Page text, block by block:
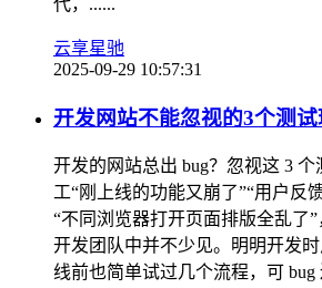
云享星驰
2025-09-29 10:57:31
开发网站不能忽视的3个测
开发的网站总出 bug？忽视这 3
工“刚上线的功能又崩了”“用户反
“不同浏览器打开页面排版全乱了
开发团队中并不少见。明明开发
线前也简单试过几个流程，可